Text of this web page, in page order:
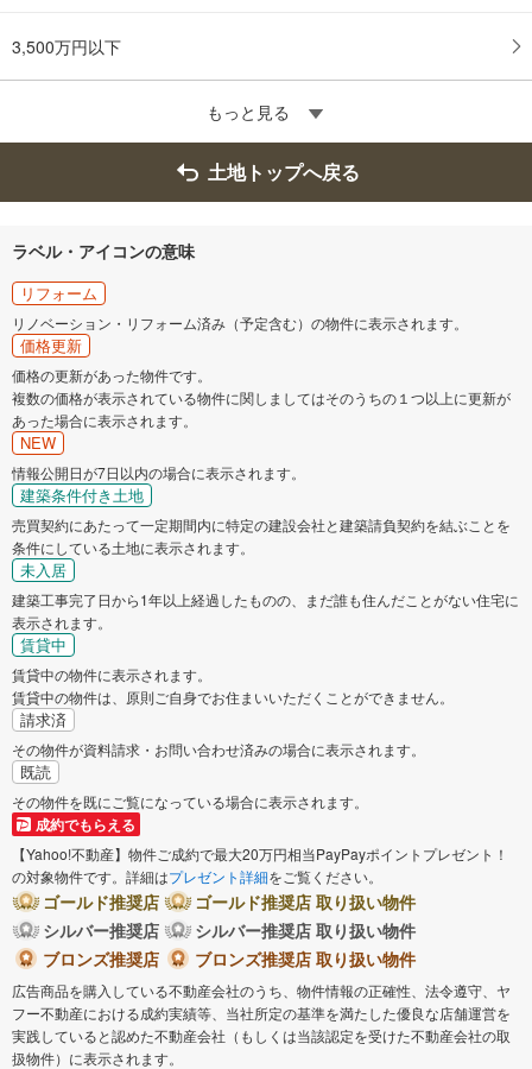
3,500万円以下
もっと見る
土地トップへ戻る
ラベル・アイコンの意味
リフォーム
リノベーション・リフォーム済み（予定含む）の物件に表示されます。
価格更新
価格の更新があった物件です。
複数の価格が表示されている物件に関しましてはそのうちの１つ以上に更新が
あった場合に表示されます。
NEW
情報公開日が7日以内の場合に表示されます。
建築条件付き土地
売買契約にあたって一定期間内に特定の建設会社と建築請負契約を結ぶことを
条件にしている土地に表示されます。
未入居
建築工事完了日から1年以上経過したものの、まだ誰も住んだことがない住宅に
表示されます。
賃貸中
賃貸中の物件に表示されます。
賃貸中の物件は、原則ご自身でお住まいいただくことができません。
請求済
その物件が資料請求・お問い合わせ済みの場合に表示されます。
既読
その物件を既にご覧になっている場合に表示されます。
成約でもらえる
【Yahoo!不動産】物件ご成約で最大20万円相当PayPayポイントプレゼント！
の対象物件です。詳細はプレゼント詳細をご覧ください。
ゴールド推奨店
ゴールド推奨店 取り扱い物件
シルバー推奨店
シルバー推奨店 取り扱い物件
ブロンズ推奨店
ブロンズ推奨店 取り扱い物件
広告商品を購入している不動産会社のうち、物件情報の正確性、法令遵守、ヤ
フー不動産における成約実績等、当社所定の基準を満たした優良な店舗運営を
実践していると認めた不動産会社（もしくは当該認定を受けた不動産会社の取
扱物件）に表示されます。